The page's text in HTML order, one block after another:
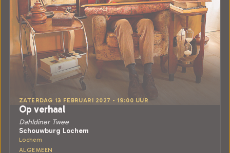
ZATERDAG 13 FEBRUARI 2027 • 19:00 UUR
Op verhaal
Dahldiner Twee
Schouwburg Lochem
Lochem
ALGEMEEN